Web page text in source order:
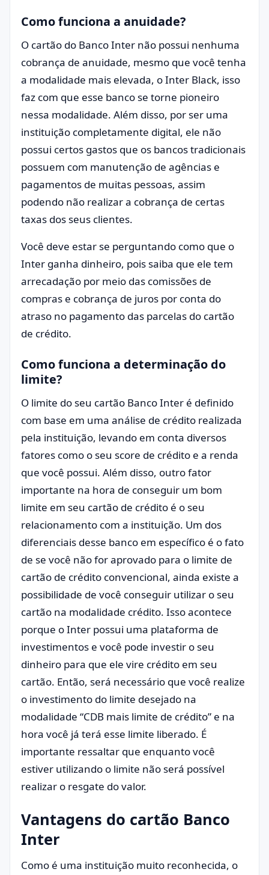
Como funciona a anuidade?
O cartão do Banco Inter não possui nenhuma
cobrança de anuidade, mesmo que você tenha
a modalidade mais elevada, o Inter Black, isso
faz com que esse banco se torne pioneiro
nessa modalidade. Além disso, por ser uma
instituição completamente digital, ele não
possui certos gastos que os bancos tradicionais
possuem com manutenção de agências e
pagamentos de muitas pessoas, assim
podendo não realizar a cobrança de certas
taxas dos seus clientes.
Você deve estar se perguntando como que o
Inter ganha dinheiro, pois saiba que ele tem
arrecadação por meio das comissões de
compras e cobrança de juros por conta do
atraso no pagamento das parcelas do cartão
de crédito.
Como funciona a determinação do
limite?
O limite do seu cartão Banco Inter é definido
com base em uma análise de crédito realizada
pela instituição, levando em conta diversos
fatores como o seu score de crédito e a renda
que você possui. Além disso, outro fator
importante na hora de conseguir um bom
limite em seu cartão de crédito é o seu
relacionamento com a instituição. Um dos
diferenciais desse banco em específico é o fato
de se você não for aprovado para o limite de
cartão de crédito convencional, ainda existe a
possibilidade de você conseguir utilizar o seu
cartão na modalidade crédito. Isso acontece
porque o Inter possui uma plataforma de
investimentos e você pode investir o seu
dinheiro para que ele vire crédito em seu
cartão. Então, será necessário que você realize
o investimento do limite desejado na
modalidade “CDB mais limite de crédito” e na
hora você já terá esse limite liberado. É
importante ressaltar que enquanto você
estiver utilizando o limite não será possível
realizar o resgate do valor.
Vantagens do cartão Banco
Inter
Como é uma instituição muito reconhecida, o